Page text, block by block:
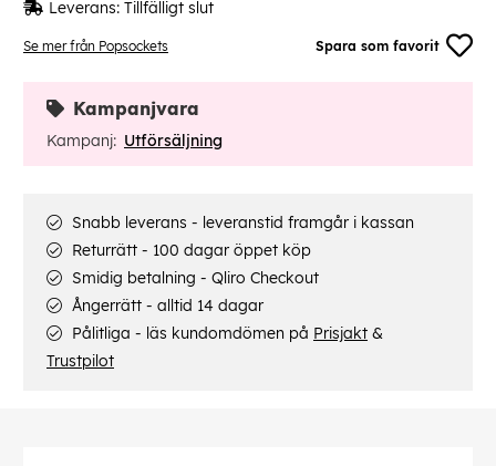
Se mer från Popsockets Spara som favorit
Leverans: Tillfälligt slut
Kampanjvara
Kampanj: Utförsäljning
Snabb leverans - leveranstid framgår i kassan
Returrätt - 100 dagar öppet köp
Smidig betalning - Qliro Checkout
Ångerrätt - alltid 14 dagar
Pålitliga - läs kundomdömen på Prisjakt &
Trustpilot